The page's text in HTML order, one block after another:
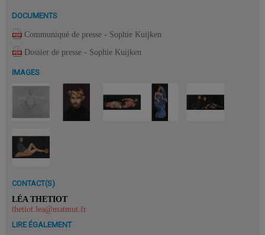
DOCUMENTS
Communiqué de presse - Sophie Kuijken
Dossier de presse - Sophie Kuijken
IMAGES
CONTACT(S)
LÉA THETIOT
thetiot.lea@matmut.fr
LIRE ÉGALEMENT